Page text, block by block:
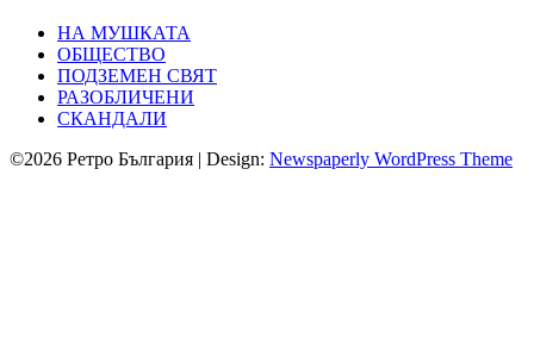
НА МУШКАТА
ОБЩЕСТВО
ПОДЗЕМЕН СВЯТ
РАЗОБЛИЧЕНИ
СКАНДАЛИ
©2026 Ретро България | Design: Newspaperly WordPress Theme